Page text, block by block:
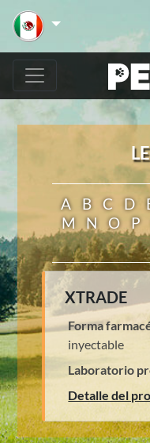
A B C D
M
N O P
XTRADE
Forma
inyectable
Laboratorio
Detalle del